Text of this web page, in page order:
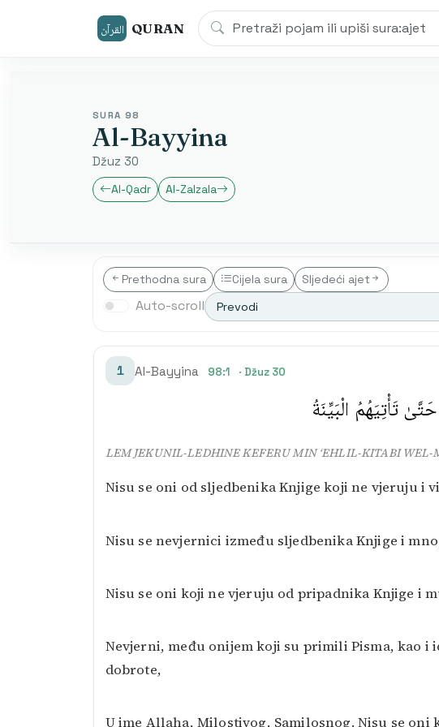
القرآن QURAN
SURA 98
Al-Bayyina
Džuz 30
Al-Qadr
Al-Zalzala
Prethodna sura Cijela sura Sljedeći ajet
Auto-scroll Prevodi
1 Al-Bayyina 98:1 · Džuz 30
تَأْتِيَهُمُ الْبَيِّنَةُ
LEM JEKUNIL-LEDHINE KEFERU MIN ‘EHLIL-KITABI
Nisu se oni od sljedbenika Knjige koji ne vjeruju i
Nisu se nevjernici između sljedbenika Knjige i
Nisu se oni koji ne vjeruju od pripadnika Knjige i
Nevjerni, među onijem koji su primili Pisma, kao
dobrote,
U ime Allaha, Milostivog, Samilosnog. Nisu se